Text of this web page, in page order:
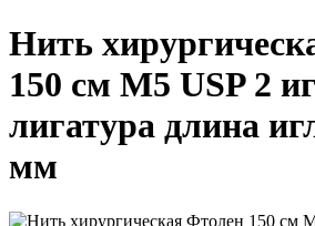
Нить
150 см М5 USP 2
лигатура длина
мм